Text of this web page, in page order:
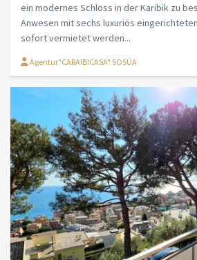
ein modernes Schloss in der Karibik zu
Anwesen mit sechs luxuriös
sofort vermietet werden...
Agentur"CARAIBICASA" SOSÚA